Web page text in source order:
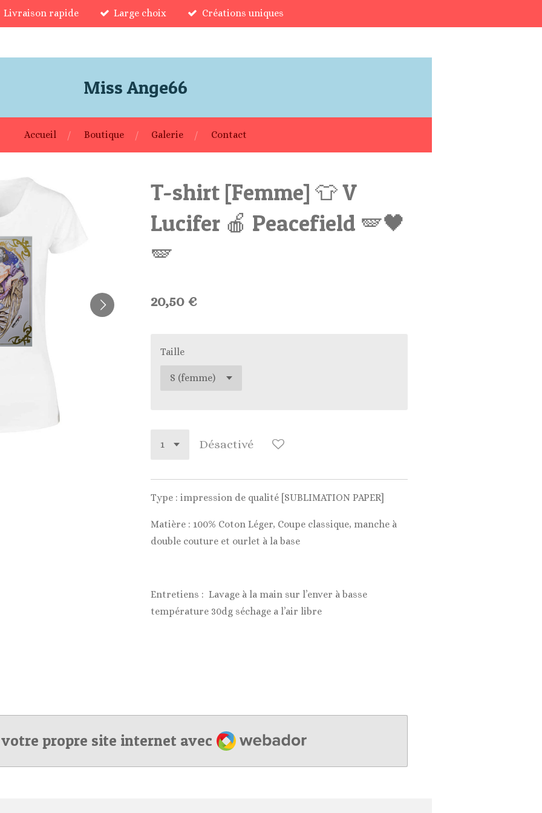
Livraison rapide Large choix Créations uniques
Miss Ange66
Accueil Boutique Galerie Contact
T-shirt [Femme] 👕 V
Lucifer 🍎 Peacefield 🪽🖤
🪽
20,50 €
Taille
Désactivé
Type : impression de qualité [SUBLIMATION PAPER]
Matière : 100% Coton Léger, Coupe classique, manche à
double couture et ourlet à la base
Entretiens : Lavage à la main sur l’enver à basse
température 30dg séchage a l’air libre
votre propre site internet avec Webador